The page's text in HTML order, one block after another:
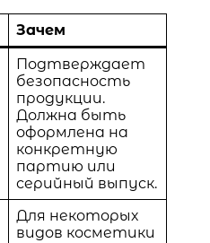
Зачем
Подтверждает
безопасность
продукции.
Должна быть
оформлена на
конкретную
партию или
серийный выпуск.
Для некоторых
видов косметики